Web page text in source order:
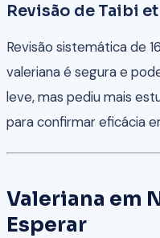
Revisão de Taibi
Revisão sistemática de
valeriana é segura e
leve, mas pediu mais
para confirmar eficácia
Valeriana em
Esperar